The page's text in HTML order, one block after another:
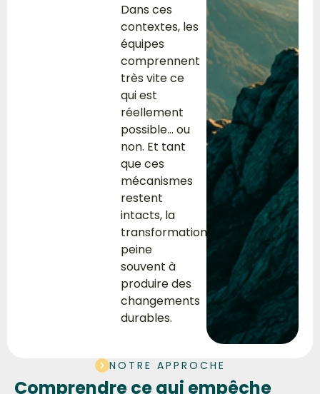
Dans ces
contextes, les
équipes
comprennent
très vite ce
qui est
réellement
possible… ou
non. Et tant
que ces
mécanismes
restent
intacts, la
transformation
peine
souvent à
produire des
changements
durables.
NOTRE APPROCHE
Comprendre ce qui empêche